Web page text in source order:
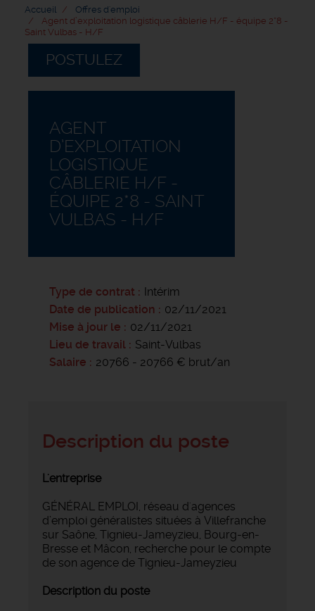
Accueil
Offres d'emploi
Agent d’exploitation logistique câblerie H/F - équipe 2*8 -
Saint Vulbas - H/F
POSTULEZ
AGENT
D’EXPLOITATION
LOGISTIQUE
CÂBLERIE H/F -
ÉQUIPE 2*8 - SAINT
VULBAS - H/F
Type de contrat
Intérim
Date de publication
02/11/2021
Mise à jour le
02/11/2021
Lieu de travail
Saint-Vulbas
Salaire
20766 - 20766 € brut/an
Description du poste
L'entreprise
GÉNÉRAL EMPLOI, réseau d'agences
d’emploi généralistes situées à Villefranche
sur Saône, Tignieu-Jameyzieu, Bourg-en-
Bresse et Mâcon, recherche pour le compte
de son agence de Tignieu-Jameyzieu
Description du poste